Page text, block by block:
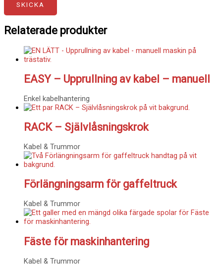
SKICKA
Relaterade produkter
EASY – Upprullning av kabel – manuell
Enkel kabelhantering
RACK – Självlåsningskrok
Kabel & Trummor
Förlängningsarm för gaffeltruck
Kabel & Trummor
Fäste för maskinhantering
Kabel & Trummor